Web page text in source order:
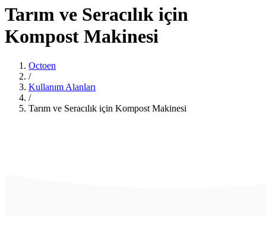
Tarım ve Seracılık için
Kompost Makinesi
Octoen
/
Kullanım Alanları
/
Tarım ve Seracılık için Kompost Makinesi